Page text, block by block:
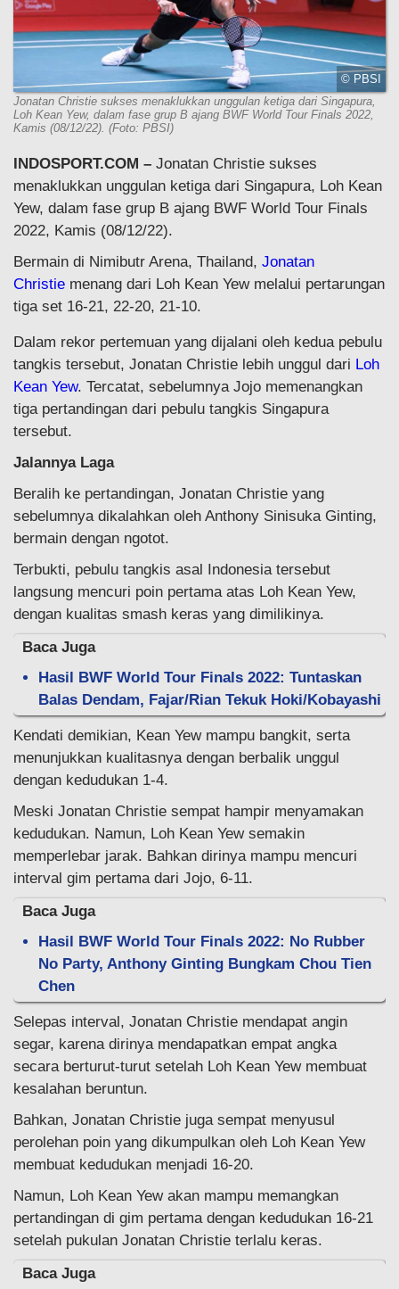
© PBSI
Jonatan Christie sukses menaklukkan unggulan ketiga dari Singapura,
Loh Kean Yew, dalam fase grup B ajang BWF World Tour Finals 2022,
Kamis (08/12/22). (Foto: PBSI)
INDOSPORT.COM – Jonatan Christie sukses
menaklukkan unggulan ketiga dari Singapura, Loh Kean
Yew, dalam fase grup B ajang BWF World Tour Finals
2022, Kamis (08/12/22).
Bermain di Nimibutr Arena, Thailand, Jonatan
Christie menang dari Loh Kean Yew melalui pertarungan
tiga set 16-21, 22-20, 21-10.
Dalam rekor pertemuan yang dijalani oleh kedua pebulu
tangkis tersebut, Jonatan Christie lebih unggul dari Loh
Kean Yew. Tercatat, sebelumnya Jojo memenangkan
tiga pertandingan dari pebulu tangkis Singapura
tersebut.
Jalannya Laga
Beralih ke pertandingan, Jonatan Christie yang
sebelumnya dikalahkan oleh Anthony Sinisuka Ginting,
bermain dengan ngotot.
Terbukti, pebulu tangkis asal Indonesia tersebut
langsung mencuri poin pertama atas Loh Kean Yew,
dengan kualitas smash keras yang dimilikinya.
Baca Juga
Hasil BWF World Tour Finals 2022: Tuntaskan
Balas Dendam, Fajar/Rian Tekuk Hoki/Kobayashi
Kendati demikian, Kean Yew mampu bangkit, serta
menunjukkan kualitasnya dengan berbalik unggul
dengan kedudukan 1-4.
Meski Jonatan Christie sempat hampir menyamakan
kedudukan. Namun, Loh Kean Yew semakin
memperlebar jarak. Bahkan dirinya mampu mencuri
interval gim pertama dari Jojo, 6-11.
Baca Juga
Hasil BWF World Tour Finals 2022: No Rubber
No Party, Anthony Ginting Bungkam Chou Tien
Chen
Selepas interval, Jonatan Christie mendapat angin
segar, karena dirinya mendapatkan empat angka
secara berturut-turut setelah Loh Kean Yew membuat
kesalahan beruntun.
Bahkan, Jonatan Christie juga sempat menyusul
perolehan poin yang dikumpulkan oleh Loh Kean Yew
membuat kedudukan menjadi 16-20.
Namun, Loh Kean Yew akan mampu memangkan
pertandingan di gim pertama dengan kedudukan 16-21
setelah pukulan Jonatan Christie terlalu keras.
Baca Juga